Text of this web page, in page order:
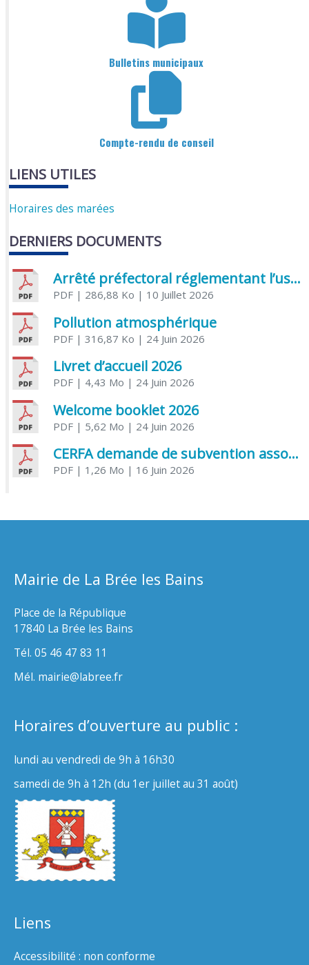
Bulletins municipaux
Compte-rendu de conseil
LIENS UTILES
Horaires des marées
DERNIERS DOCUMENTS
Arrêté préfectoral réglementant l’usage de l’eau
PDF| 286,88 Ko | 10 Juillet 2026
Pollution atmosphérique
PDF| 316,87 Ko | 24 Juin 2026
Livret d’accueil 2026
PDF| 4,43 Mo | 24 Juin 2026
Welcome booklet 2026
PDF| 5,62 Mo | 24 Juin 2026
CERFA demande de subvention association
PDF| 1,26 Mo | 16 Juin 2026
Mairie de La Brée les Bains
Place de la République
17840 La Brée les Bains
Tél. 05 46 47 83 11
Mél. mairie@labree.fr
Horaires d’ouverture au public :
lundi au vendredi de 9h à 16h30
samedi de 9h à 12h (du 1er juillet au 31 août)
Liens
Accessibilité : non conforme